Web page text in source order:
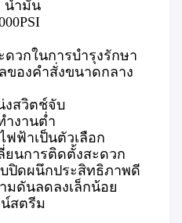
น้ำมัน
ดวกในการบำรุงรักษา
ของคำสั่งขนาดกลาง
งสวิตช์จับ
ำงานต่ำ
ฟฟ้าเป็นตัวเลือก
ยนการติดตั้งสะดวก
ปิดผนึกประสิทธิภาพดี
มดันลดลงเล็กน้อย
สตรีม